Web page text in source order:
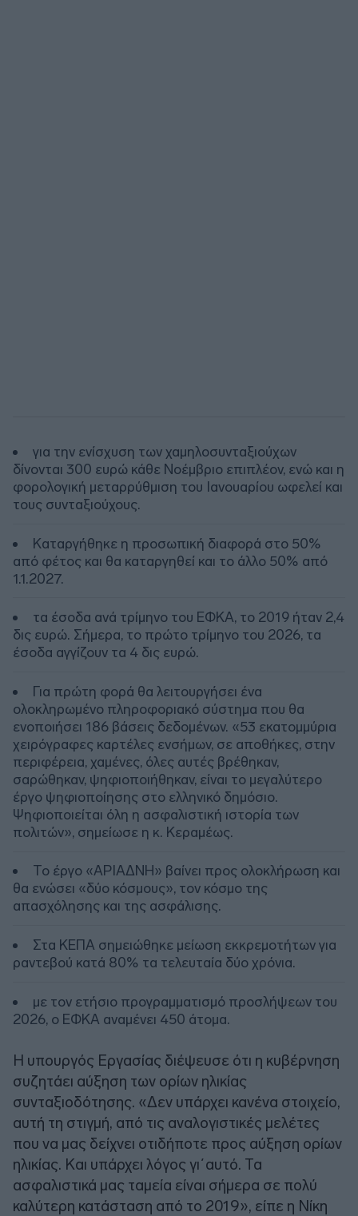
για την ενίσχυση των χαμηλοσυνταξιούχων
δίνονται 300 ευρώ κάθε Νοέμβριο επιπλέον, ενώ και η
φορολογική μεταρρύθμιση του Ιανουαρίου ωφελεί και
τους συνταξιούχους.
Καταργήθηκε η προσωπική διαφορά στο 50%
από φέτος και θα καταργηθεί και το άλλο 50% από
1.1.2027.
τα έσοδα ανά τρίμηνο του ΕΦΚΑ, το 2019 ήταν 2,4
δις ευρώ. Σήμερα, το πρώτο τρίμηνο του 2026, τα
έσοδα αγγίζουν τα 4 δις ευρώ.
Για πρώτη φορά θα λειτουργήσει ένα
ολοκληρωμένο πληροφοριακό σύστημα που θα
ενοποιήσει 186 βάσεις δεδομένων. «53 εκατομμύρια
χειρόγραφες καρτέλες ενσήμων, σε αποθήκες, στην
περιφέρεια, χαμένες, όλες αυτές βρέθηκαν,
σαρώθηκαν, ψηφιοποιήθηκαν, είναι το μεγαλύτερο
έργο ψηφιοποίησης στο ελληνικό δημόσιο.
Ψηφιοποιείται όλη η ασφαλιστική ιστορία των
πολιτών», σημείωσε η κ. Κεραμέως.
Το έργο «ΑΡΙΑΔΝΗ» βαίνει προς ολοκλήρωση και
θα ενώσει «δύο κόσμους», τον κόσμο της
απασχόλησης και της ασφάλισης.
Στα ΚΕΠΑ σημειώθηκε μείωση εκκρεμοτήτων για
ραντεβού κατά 80% τα τελευταία δύο χρόνια.
με τον ετήσιο προγραμματισμό προσλήψεων του
2026, ο ΕΦΚΑ αναμένει 450 άτομα.
Η υπουργός Εργασίας διέψευσε ότι η κυβέρνηση
συζητάει αύξηση των ορίων ηλικίας
συνταξιοδότησης. «Δεν υπάρχει κανένα στοιχείο,
αυτή τη στιγμή, από τις αναλογιστικές μελέτες
που να μας δείχνει οτιδήποτε προς αύξηση ορίων
ηλικίας. Και υπάρχει λόγος γι΄αυτό. Τα
ασφαλιστικά μας ταμεία είναι σήμερα σε πολύ
καλύτερη κατάσταση από το 2019», είπε η Νίκη